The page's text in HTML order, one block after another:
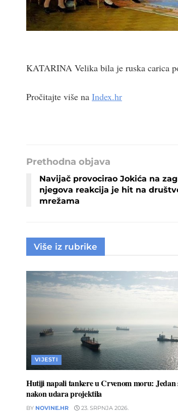
KATARINA Velika bila je ruska carica
Pročitajte više na Index.hr
Prethodna objava
Navijač provocirao Jokića na
njegova reakcija je hit na
mrežama
Više iz rubrike
VIJESTI
Hutiji napali tankere u Crvenom moru: Jedan
nakon udara projektila
BY NOVINE.HR 23. SRPNJA 2026.